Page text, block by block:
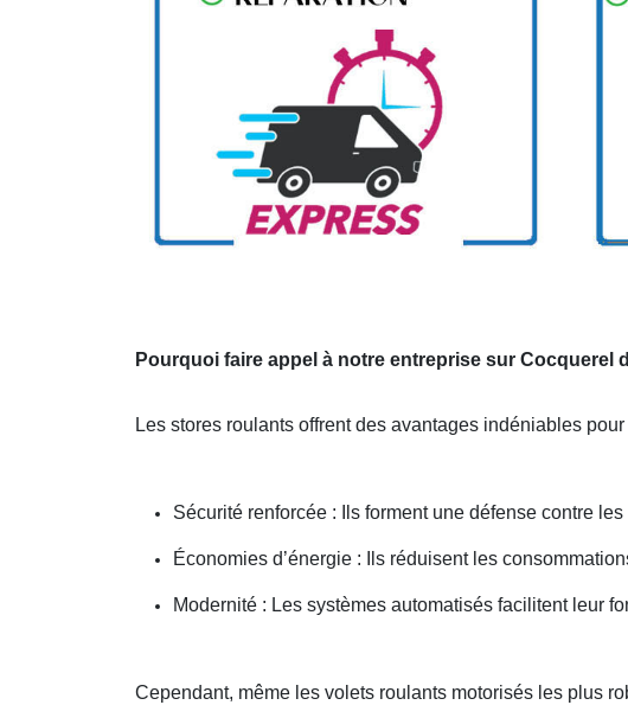
Pourquoi faire appel à notre entreprise sur Cocquerel
Les stores roulants offrent des avantages indéniables
Sécurité renforcée : Ils forment une défense contre
Économies d’énergie : Ils réduisent les
Modernité : Les systèmes automatisés facilitent leur
Cependant, même les volets roulants motorisés les plus